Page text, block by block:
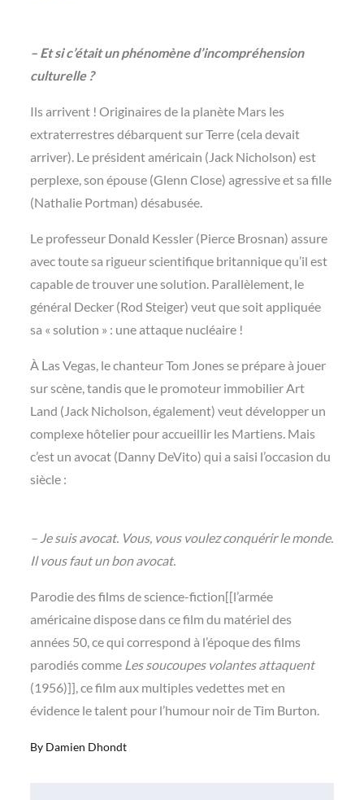
– Et si c’était un phénomène d’incompréhension
culturelle ?
Ils arrivent ! Originaires de la planète Mars les
extraterrestres débarquent sur Terre (cela devait
arriver). Le président américain (Jack Nicholson) est
perplexe, son épouse (Glenn Close) agressive et sa fille
(Nathalie Portman) désabusée.
Le professeur Donald Kessler (Pierce Brosnan) assure
avec toute sa rigueur scientifique britannique qu’il est
capable de trouver une solution. Parallèlement, le
général Decker (Rod Steiger) veut que soit appliquée
sa « solution » : une attaque nucléaire !
À Las Vegas, le chanteur Tom Jones se prépare à jouer
sur scène, tandis que le promoteur immobilier Art
Land (Jack Nicholson, également) veut développer un
complexe hôtelier pour accueillir les Martiens. Mais
c’est un avocat (Danny DeVito) qui a saisi l’occasion du
siècle :
– Je suis avocat. Vous, vous voulez conquérir le monde.
Il vous faut un bon avocat.
Parodie des films de science-fiction[[l’armée
américaine dispose dans ce film du matériel des
années 50, ce qui correspond à l’époque des films
parodiés comme Les soucoupes volantes attaquent
(1956)]], ce film aux multiples vedettes met en
évidence le talent pour l’humour noir de Tim Burton.
By Damien Dhondt